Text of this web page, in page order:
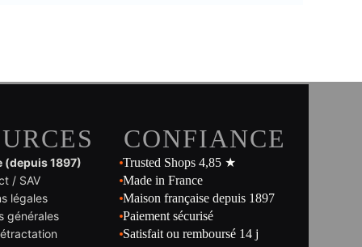
(depuis 1897)
/ SAV
légales
générales
CONFIANCE
Trusted Shops 4,85 ★
Made in France
Maison française depuis 1897
Paiement sécurisé
Satisfait ou remboursé 14 j